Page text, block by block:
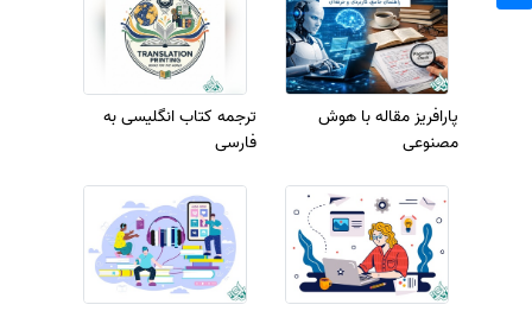
پارافریز مقاله با هوش
مصنوعی
ترجمه کتاب انگلیسی به
فارسی